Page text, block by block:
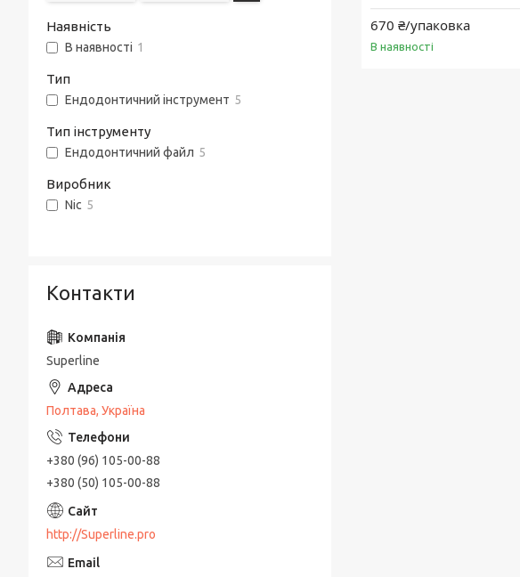
670 ₴/упаковка
В наявності
Наявність
В наявності 1
Тип
Ендодонтичний інструмент 5
Тип інструменту
Ендодонтичний файл 5
Виробник
Nic 5
Контакти
Superline
Полтава, Україна
+380 (96) 105-00-88
+380 (50) 105-00-88
http://Superline.pro